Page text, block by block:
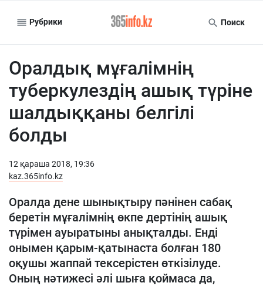
Рубрики Поиск
Оралдық мұғалімнің
туберкулездің ашық түріне
шалдыққаны белгілі
болды
12 қараша 2018, 19:36
kaz.365info.kz
Оралда дене шынықтыру пәнінен сабақ
беретін мұғалімнің өкпе дертінің ашық
түрімен ауыратыны анықталды. Енді
онымен қарым-қатынаста болған 180
оқушы жаппай тексерістен өткізілуде.
Оның нәтижесі әлі шыға қоймаса да,